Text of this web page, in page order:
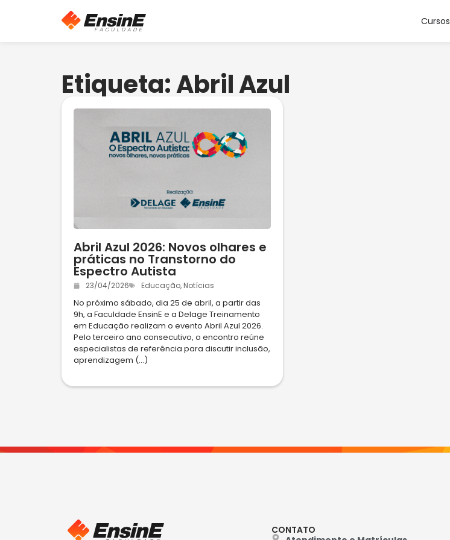
Cursos
Etiqueta: Abril Azul
Abril Azul 2026: Novos olhares e
práticas no Transtorno do
Espectro Autista
23/04/2026 Educação, Notícias
No próximo sábado, dia 25 de abril, a partir das
9h, a Faculdade EnsinE e a Delage Treinamento
em Educação realizam o evento Abril Azul 2026.
Pelo terceiro ano consecutivo, o encontro reúne
especialistas de referência para discutir inclusão,
aprendizagem (...)
CONTATO